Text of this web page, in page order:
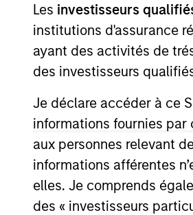
Les investisseurs
institutions d'assurance
ayant des activités de
des investisseurs
Je déclare accéder à ce
informations fournies par
aux personnes relevant
informations afférentes
elles. Je comprends
des « investisseurs
View Current
View Site
As of July 25,
resulted in positive
above are the
such owners. By
only as a
monitoring by us
or your use of